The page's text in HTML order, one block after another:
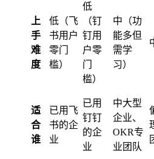
上
手
难
度
低（飞
书用户
零门
槛）
低
（钉
钉用
户零
门
槛）
中（功
能多但
需学
习）
适
合
谁
已用飞
书的企
业
已用
钉钉
的企
业
中大型
企业、
OKR专
业团队